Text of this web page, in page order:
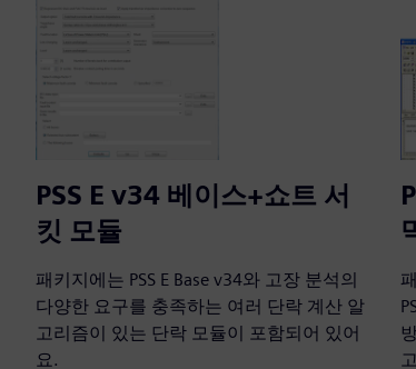
PSS E v34 베이스+쇼트 서
킷 모듈
패키지에는 PSS E Base v34와 고장 분석의
다양한 요구를 충족하는 여러 단락 계산 알
고리즘이 있는 단락 모듈이 포함되어 있어
요.